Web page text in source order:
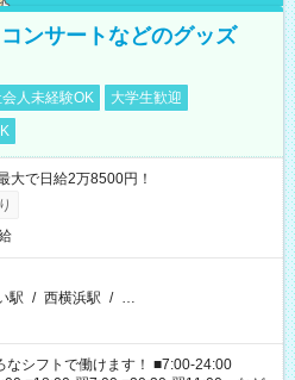
ンサートなどのグッズ
人未経験OK
大学生歓迎
で日給2万8500円！
駅 / 西横浜駅 / …
なシフトで働けます！ ■7:00-24:00